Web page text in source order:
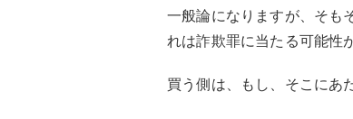
一般論になりますが、そも
れは詐欺罪に当たる可能性
買う側は、もし、そこにあ